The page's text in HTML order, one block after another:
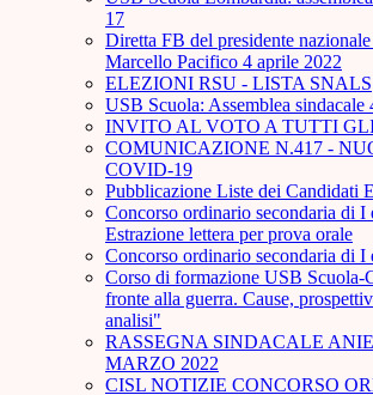
17
Diretta FB del presidente
Marcello Pacifico 4 aprile 2022
ELEZIONI RSU - LISTA SNALS
USB Scuola: Assemblea sindacale
INVITO AL VOTO A TUTTI
COMUNICAZIONE N.417 -
COVID-19
Pubblicazione Liste dei Candidati
Concorso ordinario secondaria di I
Estrazione lettera per prova orale
Concorso ordinario secondaria di I
Corso di formazione USB Scuola-
fronte alla guerra. Cause,
analisi"
RASSEGNA SINDACALE
MARZO 2022
CISL NOTIZIE CONCORSO